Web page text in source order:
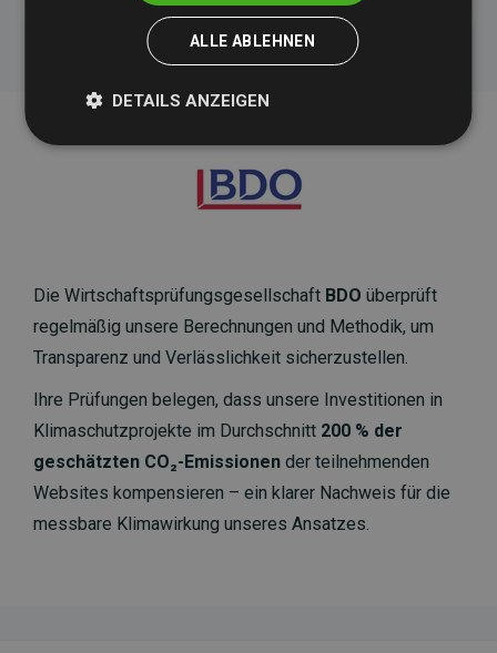
Die Wirtschaftsprüfungsgesellschaft BDO überprüft
regelmäßig unsere Berechnungen und Methodik, um
Transparenz und Verlässlichkeit sicherzustellen.
Ihre Prüfungen belegen, dass unsere Investitionen in
Klimaschutzprojekte im Durchschnitt 200 % der
geschätzten CO₂-Emissionen der teilnehmenden
Websites kompensieren – ein klarer Nachweis für die
messbare Klimawirkung unseres Ansatzes.
ALLE ABLEHNEN
DETAILS ANZEIGEN